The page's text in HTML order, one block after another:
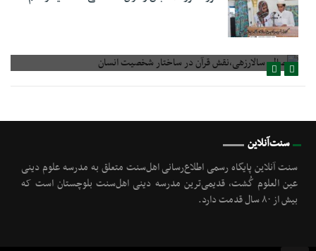
صالح سالارزهی،‌نقش قرآن در ساختار شخصیت انسان
سنت‌آنلاین
سنت آنلاین پایگاه رسمی اطلاع‌رسانی اهل‌سنت متعلق به مدرسه علوم دینی
عین العلوم گُشت, قدیمی‌ترین مدرسه دینی اهل‌سنت بلوچستان است که
بیش از ۸۰ سال قدمت دارد.